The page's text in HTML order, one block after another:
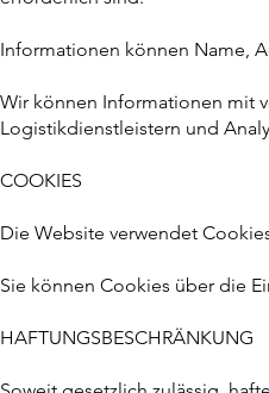
Informationen können Name,
Wir können Informationen mit
Logistikdienstleistern und
COOKIES
Die Website verwendet
Sie können Cookies über die
HAFTUNGSBESCHRÄNKUNG